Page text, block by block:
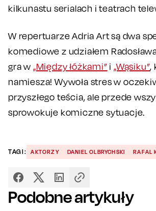
kilkunastu serialach i teatrach
W repertuarze Adria Art są dwa
komediowe z udziałem
gra w „Między łóżkami” i„Wąsiku”,
namiesza! Wywoła stres w
przyszłego teścia, ale przede
sprowokuje komiczne sytuacje.
TAGI: AKTORZY DANIEL OLBRYCHSKI RAFAL
Podobne artykuły